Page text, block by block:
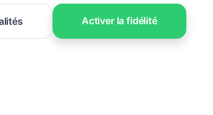
Activer la fidélité